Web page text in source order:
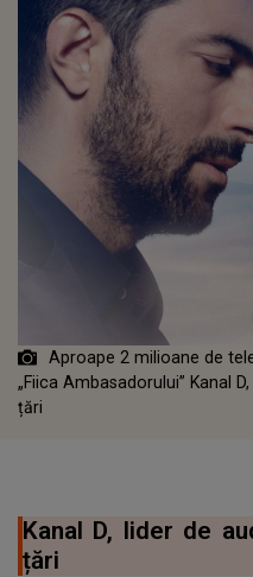
Aproape 2 milioane de
„Fiica Ambasadorului” Kanal
țări
Kanal D, lider de
țări